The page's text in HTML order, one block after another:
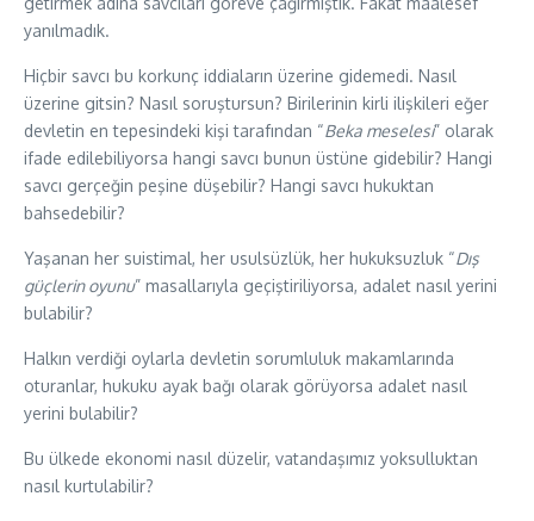
yanılmadık.
Hiçbir savcı bu korkunç iddiaların üzerine gidemedi. Nasıl
üzerine gitsin? Nasıl soruştursun? Birilerinin kirli ilişkileri eğer
devletin en tepesindeki kişi tarafından “Beka meselesi” olarak
ifade edilebiliyorsa hangi savcı bunun üstüne gidebilir? Hangi
savcı gerçeğin peşine düşebilir? Hangi savcı hukuktan
bahsedebilir?
Yaşanan her suistimal, her usulsüzlük, her hukuksuzluk “Dış
güçlerin oyunu” masallarıyla geçiştiriliyorsa, adalet nasıl yerini
bulabilir?
Halkın verdiği oylarla devletin sorumluluk makamlarında
oturanlar, hukuku ayak bağı olarak görüyorsa adalet nasıl
yerini bulabilir?
Bu ülkede ekonomi nasıl düzelir, vatandaşımız yoksulluktan
nasıl kurtulabilir?